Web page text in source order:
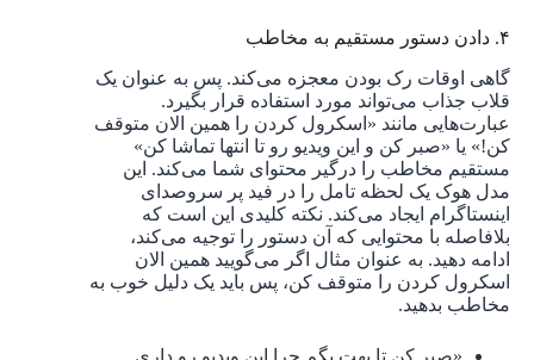
۴. دادن دستور مستقیم به مخاطب
گاهی اوقات رک بودن معجزه می‌کند. پس به عنوان یک
قلاب جذاب می‌تواند مورد استفاده قرار بگیرد.
عبارت‌هایی مانند «اسکرول کردن را همین الان متوقف
کن!» یا «صبر کن و این ویدیو رو تا انتها تماشا کن»
مستقیم مخاطب را درگیر محتوای شما می‌کند. این
مدل هوک یک لحظه تامل را در فید پر سروصدای
اینستاگرام ایجاد می‌کند. نکته کلیدی این است که
بلافاصله با محتوایی که آن دستور را توجیه می‌کند،
ادامه دهید. به عنوان مثال اگر می‌گویید همین الان
اسکرول کردن را متوقف کن، پس باید یک دلیل خوب به
مخاطب بدهید.